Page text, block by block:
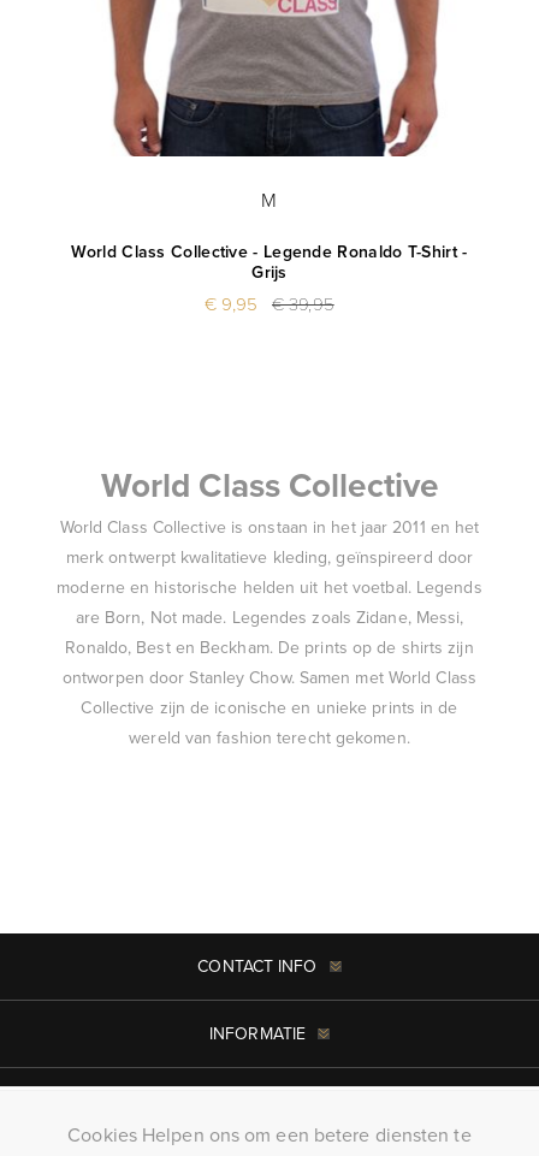
M
World Class Collective - Legende Ronaldo T-Shirt -
Grijs
€ 9,95 € 39,95
World Class Collective
World Class Collective is onstaan in het jaar 2011 en het
merk ontwerpt kwalitatieve kleding, geïnspireerd door
moderne en historische helden uit het voetbal. Legends
are Born, Not made. Legendes zoals Zidane, Messi,
Ronaldo, Best en Beckham. De prints op de shirts zijn
ontworpen door Stanley Chow. Samen met World Class
Collective zijn de iconische en unieke prints in de
wereld van fashion terecht gekomen.
CONTACT INFO
INFORMATIE
Cookies Helpen ons om een betere diensten te